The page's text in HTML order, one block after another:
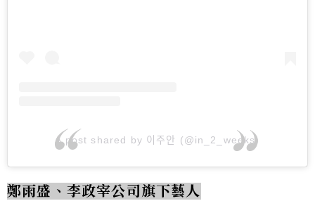
A post shared by 이주안 (@in_2_weeks)
鄭雨盛、李政宰公司旗下藝人